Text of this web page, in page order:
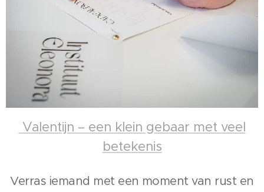
Valentijn – een klein gebaar met veel
betekenis
Verras iemand met een moment van rust en